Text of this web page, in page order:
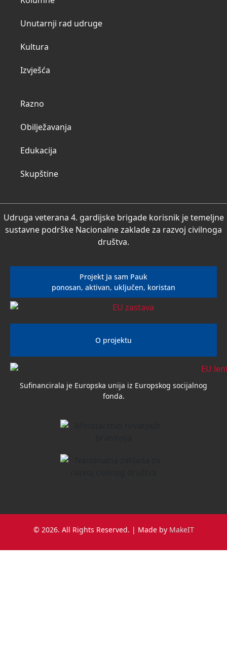
Unutarnji rad udruge
Kultura
Izvješća
Razno
Obilježavanja
Edukacija
Skupštine
Udruga veterana 4. gardijske brigade korisnik je temeljne
sustavne podrške Nacionalne zaklade za razvoj civilnoga
društva.
Projekt Ja sam Pauk
ponosan, aktivan, uključen, koristan
O projektu
Sufinancirala je Europska unija iz Europskog socijalnog
fonda.
© 2026. All Rights Reserved. | Made by MakeIT